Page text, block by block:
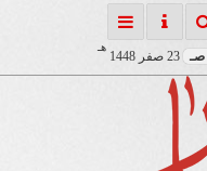
23 صفر 1448
هـ